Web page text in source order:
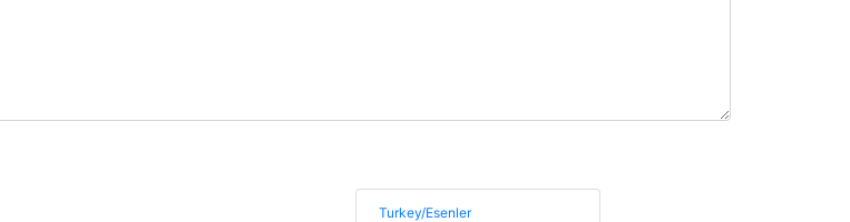
Turkey/Esenler